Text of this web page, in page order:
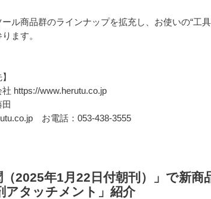
ル商品群のラインナップを拡充し、お使いの“工
ます。
https://www.herutu.co.jp
お電話：053-438-3555
（2025年1月22日付朝刊）」で新
アタッチメント」紹介